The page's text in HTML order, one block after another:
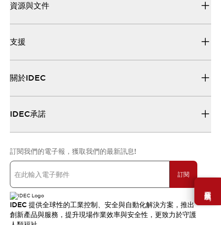
需要幫助嗎？
資源與文件
支援
關於IDEC
IDEC承諾
訂閱我們的電子報，獲取我們的最新訊息!
訂閱
IDEC 提供全球性的工業控制、安全與自動化解決方案，推出
創新產品與服務，提升現場作業效率與安全性，更致力於守護